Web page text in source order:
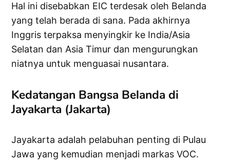
Hal ini disebabkan EIC terdesak oleh Belanda
yang telah berada di sana. Pada akhirnya
Inggris terpaksa menyingkir ke India/Asia
Selatan dan Asia Timur dan mengurungkan
niatnya untuk menguasai nusantara.
Kedatangan Bangsa Belanda di
Jayakarta (Jakarta)
Jayakarta adalah pelabuhan penting di Pulau
Jawa yang kemudian menjadi markas VOC.